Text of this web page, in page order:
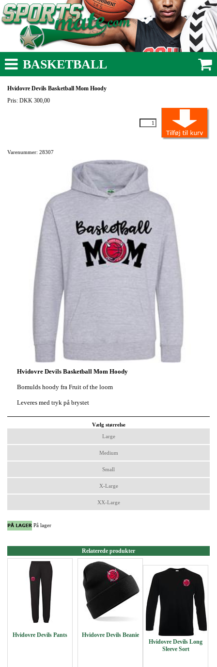
BASKETBALL
Hvidovre Devils Basketball Mom Hoody
Pris: DKK 300,00
Varenummer: 28307
Hvidovre Devils Basketball Mom Hoody
Bomulds hoody fra Fruit of the loom
Leveres med tryk på brystet
Vælg størrelse
Large
Medium
Small
X-Large
XX-Large
På lager
Relaterede produkter
Hvidovre Devils Pants Hvidovre Devils Beanie
Hvidovre Devils Long
Sleeve Sort